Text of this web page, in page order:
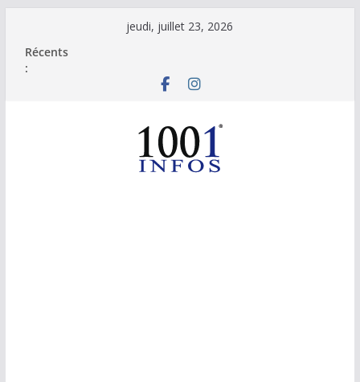
contenu
jeudi, juillet 23, 2026
Récents
: